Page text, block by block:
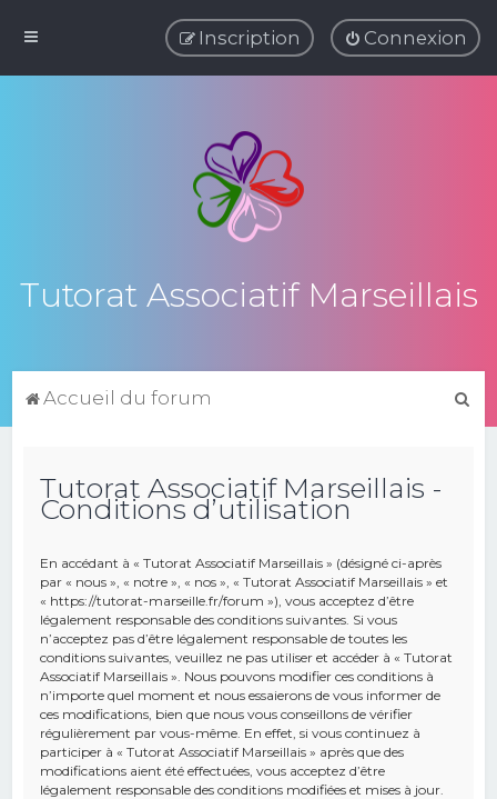
Connexion
Inscription
Tutorat Associatif Marseillais
Accueil du forum
Tutorat Associatif Marseillais -
Conditions d’utilisation
En accédant à « Tutorat Associatif Marseillais » (désigné ci-après
par « nous », « notre », « nos », « Tutorat Associatif Marseillais » et
« https://tutorat-marseille.fr/forum »), vous acceptez d’être
légalement responsable des conditions suivantes. Si vous
n’acceptez pas d’être légalement responsable de toutes les
conditions suivantes, veuillez ne pas utiliser et accéder à « Tutorat
Associatif Marseillais ». Nous pouvons modifier ces conditions à
n’importe quel moment et nous essaierons de vous informer de
ces modifications, bien que nous vous conseillons de vérifier
régulièrement par vous-même. En effet, si vous continuez à
participer à « Tutorat Associatif Marseillais » après que des
modifications aient été effectuées, vous acceptez d’être
légalement responsable des conditions modifiées et mises à jour.